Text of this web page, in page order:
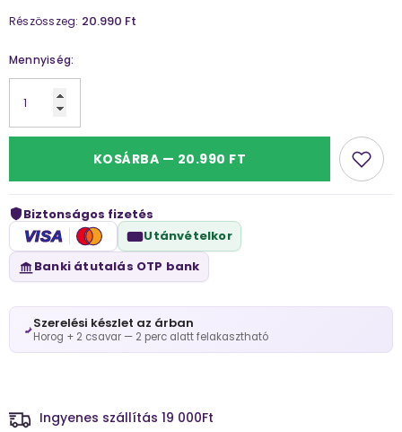
Részösszeg: 20.990 Ft
Mennyiség:
KOSÁRBA — 20.990 FT
Biztonságos fizetés
VISA
Utánvételkor
Banki átutalás OTP bank
Szerelési készlet az árban
Horog + 2 csavar — 2 perc alatt felakasztható
Ingyenes szállítás 19 000Ft